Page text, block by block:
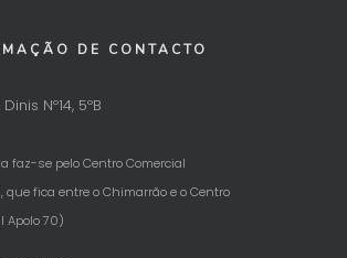
DE CONTACTO
Nº14, 5ºB
faz-se pelo Centro Comercial
que fica entre o Chimarrão e o Centro
Apolo 70)